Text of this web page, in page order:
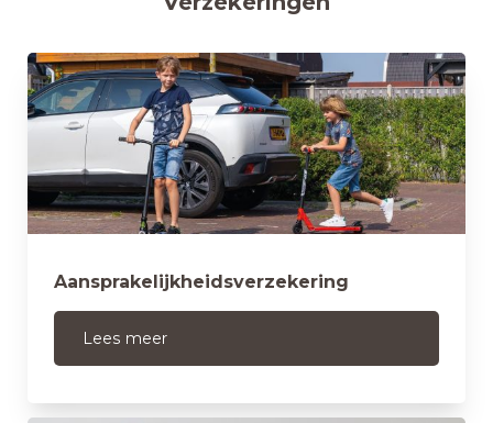
Aansprakelijkheidsverzekering
Lees meer